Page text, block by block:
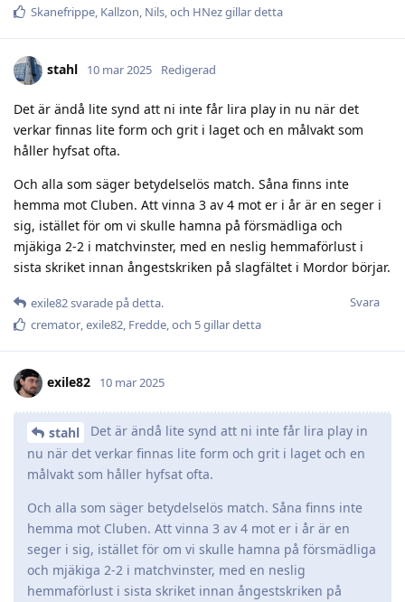
Skanefrippe, Kallzon, Nils, och HNezgillar detta
stahl 10 mar 2025 Redigerad
Det är ändå lite synd att ni inte får lira play in nu när det
verkar finnas lite form och grit i laget och en målvakt som
håller hyfsat ofta.
Och alla som säger betydelselös match. Såna finns inte
hemma mot Cluben. Att vinna 3 av 4 mot er i år är en seger i
sig, istället för om vi skulle hamna på försmädliga och
mjäkiga 2-2 i matchvinster, med en neslig hemmaförlust i
sista skriket innan ångestskriken på slagfältet i Mordor börjar.
Svara
exile82svarade på detta.
cremator,exile82, Fredde, och 5gillar detta
exile82 10 mar 2025
stahl
Det är ändå lite synd att ni inte får lira play in
nu när det verkar finnas lite form och grit i laget och en
målvakt som håller hyfsat ofta.
Och alla som säger betydelselös match. Såna finns inte
hemma mot Cluben. Att vinna 3 av 4 mot er i år är en
seger i sig, istället för om vi skulle hamna på försmädliga
och mjäkiga 2-2 i matchvinster, med en neslig
hemmaförlust i sista skriket innan ångestskriken på